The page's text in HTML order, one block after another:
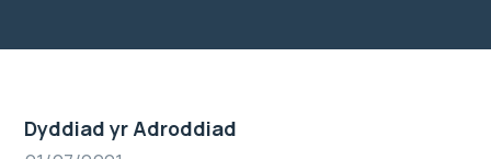
Dyddiad yr Adroddiad